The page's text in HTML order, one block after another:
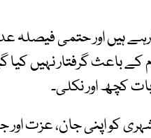
رہے ہیں اور حتمی
باعث گرفتار نہیں کیا
کچھ اور نکلی۔
شہری کو اپنی جان، عزت